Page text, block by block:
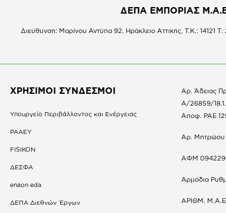
ΔΕΠΑ ΕΜΠΟΡΙΑΣ
Διεύθυνση: Μαρίνου Αντύπα 92, Ηράκλειο Αττικής, Τ.Κ.: 14121
ΧΡΗΣΙΜΟΙ ΣΥΝΔΕΣΜΟΙ
Υπουργείο Περιβάλλοντος και Ενέργειας
ΡΑΑΕΥ
FISIKON
ΔΕΣΦΑ
enaon eda
ΔΕΠΑ Διεθνών Έργων
Αρ. Άδειας
Α/26859/
Αποφ. ΡΑΕ
Αρ.
ΑΦΜ
Αρμόδια
ΑΡΙΘΜ.